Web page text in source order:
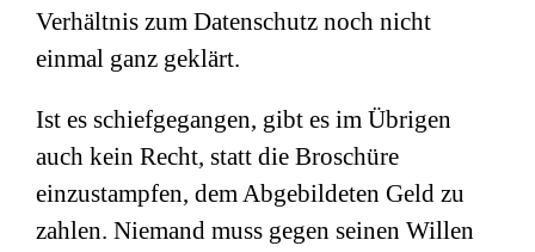
Verhältnis zum Datenschutz noch nicht
einmal ganz geklärt.
Ist es schiefgegangen, gibt es im Übrigen
auch kein Recht, statt die Broschüre
einzustampfen, dem Abgebildeten Geld zu
zahlen. Niemand muss gegen seinen Willen